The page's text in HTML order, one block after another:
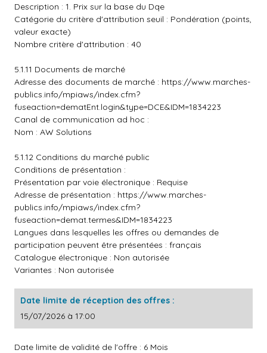
Description : 1. Prix sur la base du Dqe
Catégorie du critère d'attribution seuil : Pondération (points,
valeur exacte)
Nombre critère d'attribution : 40
5.1.11 Documents de marché
Adresse des documents de marché : https://www.marches-
publics.info/mpiaws/index.cfm?
fuseaction=dematEnt.login&type=DCE&IDM=1834223
Canal de communication ad hoc :
Nom : AW Solutions
5.1.12 Conditions du marché public
Conditions de présentation :
Présentation par voie électronique : Requise
Adresse de présentation : https://www.marches-
publics.info/mpiaws/index.cfm?
fuseaction=demat.termes&IDM=1834223
Langues dans lesquelles les offres ou demandes de
participation peuvent être présentées : français
Catalogue électronique : Non autorisée
Variantes : Non autorisée
Date limite de réception des offres :
15/07/2026 à 17:00
Date limite de validité de l'offre : 6 Mois